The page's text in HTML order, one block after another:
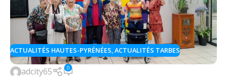
ACTUALITÉS HAUTES-PYRÉNÉES,ACTUALITÉS TARBES
adcity65 0